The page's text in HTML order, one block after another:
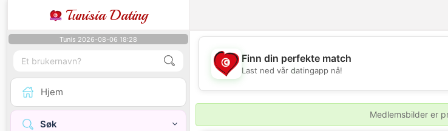
Tunisia Dating
Tunis 2026-08-06 18:28
Hjem
Søk
💖
Finn din perfekte match
Last ned vår datingapp nå!
Medlemsbilder er